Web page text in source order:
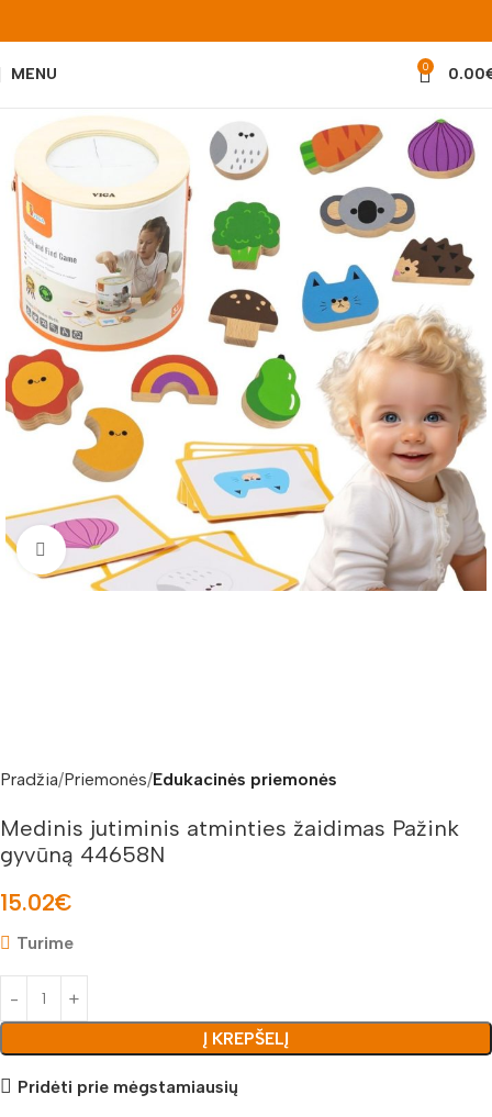
MENU 0 0.00
Padidinti nuotrauką
Pradžia Priemonės Edukacinės priemonės
Medinis jutiminis atminties žaidimas Pažink
gyvūną 44658N
15.02€
Turime
Į KREPŠELĮ
Pridėti prie mėgstamiausių